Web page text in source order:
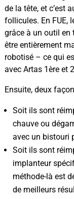
de la tête, et c’est
follicules. En FUE,
grâce à un outil en
être entièrement
robotisé – ce qui
avec Artas 1ère et
Ensuite, deux
Soit ils sont
chauve ou
avec un bistouri
Soit ils sont
implanteur
méthode-là est
de meilleurs